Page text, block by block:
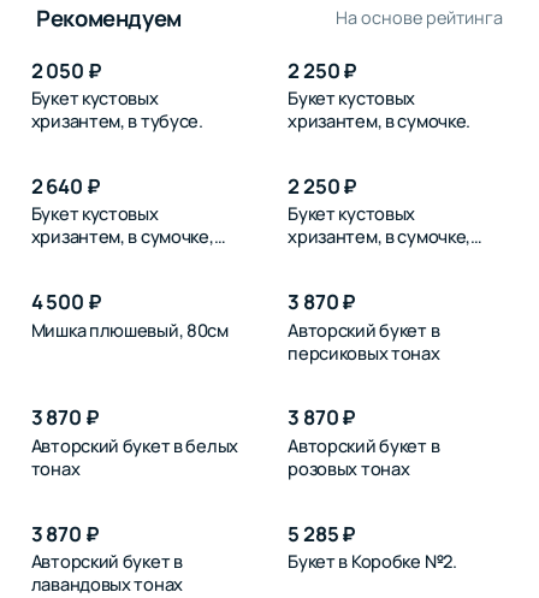
Рекомендуем На основе рейтинга
2 050 ₽
Букет кустовых
хризантем, в тубусе.
2 250 ₽
Букет кустовых
хризантем, в сумочке.
2 640 ₽
Букет кустовых
хризантем, в сумочке,
2 250 ₽
Букет кустовых
хризантем, в сумочке,
4 500 ₽
Мишка плюшевый, 80см
3 870 ₽
Авторский букет в
персиковых тонах
3 870 ₽
Авторский букет в белых
тонах
3 870 ₽
Авторский букет в
розовых тонах
3 870 ₽
Авторский букет в
лавандовых тонах
5 285 ₽
Букет в Коробке №2.